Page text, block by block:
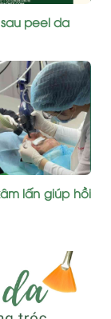
peel da
lấn giúp hồi